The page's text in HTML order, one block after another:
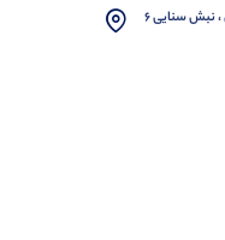
نبش سنایی 6